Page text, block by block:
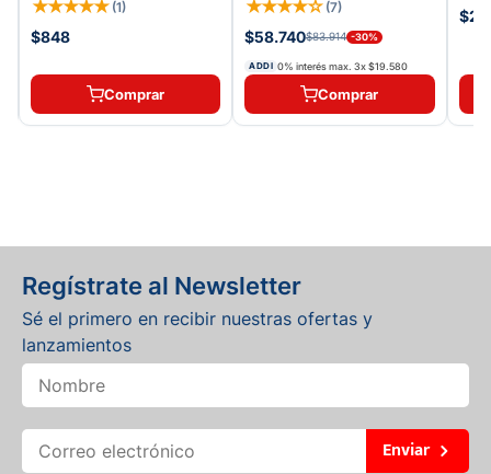
★★★★★ (1)
$848
Comprar
★★★★☆ (7)
$58.740$83.914 -30%
ADDI 0% interés max.3x$19.580
Comprar
Regístrate al Newsletter
Sé el primero en recibir nuestras ofertas y
lanzamientos
Enviar